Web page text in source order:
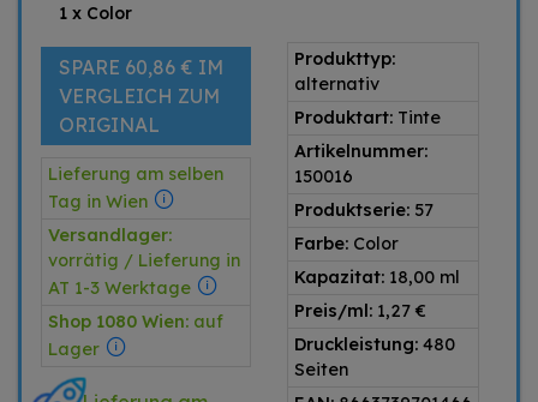
1 x Color
SPARE 60,86 € IM
VERGLEICH ZUM
ORIGINAL
Lieferung am selben
Tag in Wien
Versandlager:
vorrätig / Lieferung in
AT 1-3 Werktage
Shop 1080 Wien: auf
Lager
Produkttyp:
alternativ
Produktart: Tinte
Artikelnummer:
150016
Produktserie: 57
Farbe: Color
Kapazitat: 18,00 ml
Preis/ml: 1,27 €
Druckleistung: 480
Seiten